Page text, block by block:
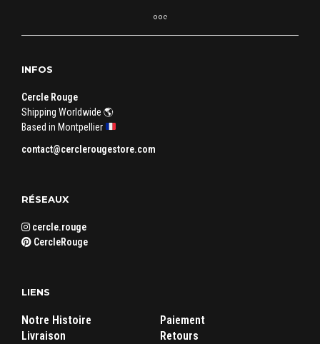
INFOS
Cercle Rouge
Shipping Worldwide 🌎
Based in Montpellier
contact@cerclerougestore.com
RÉSEAUX
cercle.rouge
CercleRouge
LIENS
Notre Histoire
Livraison
Paiement
Retours